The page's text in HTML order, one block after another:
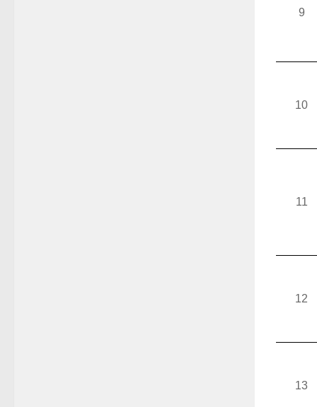
9
10
11
12
13